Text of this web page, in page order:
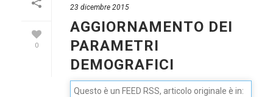
0
23 dicembre 2015
AGGIORNAMENTO DEI
PARAMETRI
DEMOGRAFICI
Questo è un FEED RSS, articolo originale è in: